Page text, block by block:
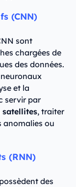
(CNN)
sont
chargées de
des données.
et la
servir par
satellites, traiter
anomalies ou
(RNN)
des